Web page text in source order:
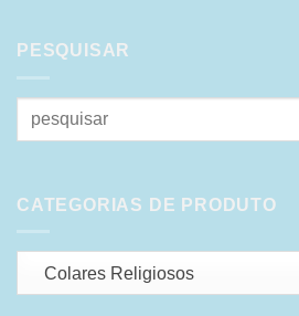
PESQUISAR
Pesquisar
por:
CATEGORIAS DE PRODUTO
Colares Religiosos